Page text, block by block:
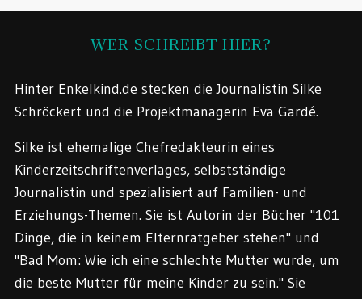
WER SCHREIBT HIER?
Hinter Enkelkind.de stecken die Journalistin Silke
Schröckert und die Projektmanagerin Eva Gardé.
Silke ist ehemalige Chefredakteurin eines
Kinderzeitschriftenverlages, selbstständige
Journalistin und spezialisiert auf Familien- und
Erziehungs-Themen. Sie ist Autorin der Bücher "101
Dinge, die in keinem Elternratgeber stehen" und
"Bad Mom: Wie ich eine schlechte Mutter wurde, um
die beste Mutter für meine Kinder zu sein." Sie